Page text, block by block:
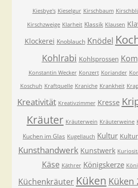
Kiesbye's Kieselgur Kirschbaum
Kirschzweige Klarheit Klassik Klausen
Klockerei Knoblauch Knödel
Kohlrabi Kohlsprossen
Konstantin Wecker Konzert Koriander
Koschuh Kraftquelle Kraniche Krankheit
Kreativität Kreativzimmer Kresse
Kräuter Kräuterwein Kräuterweine
Kuchen im Glas Kugellauch Kultur
Kunsthandwerk Kunstwerk
Käse Käthrer Königskerze
Küchenkräuter Küken Küken